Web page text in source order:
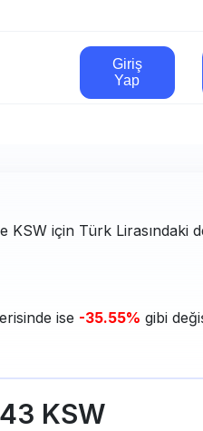
Giriş
Yap
KSW için Türk Lirasındaki
ise -35.55% gibi
43 KSW